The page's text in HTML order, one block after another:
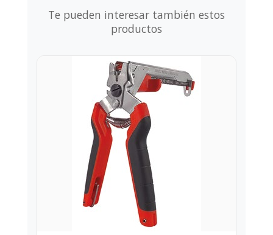
Te pueden interesar también estos
productos